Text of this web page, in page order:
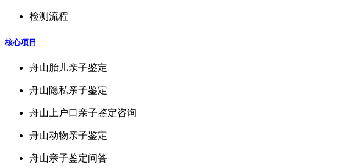
检测流程
核心项目
舟山胎儿亲子鉴定
舟山隐私亲子鉴定
舟山上户口亲子鉴定咨询
舟山动物亲子鉴定
舟山亲子鉴定问答